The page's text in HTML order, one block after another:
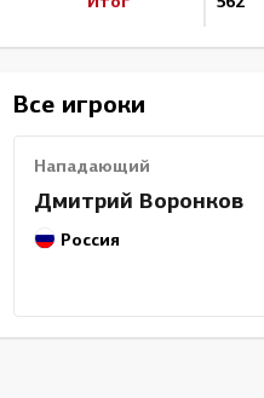
Все игроки
Нападающий
Дмитрий Воронков
Россия